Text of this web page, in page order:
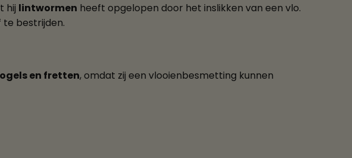
hij lintwormen heeft opgelopen door het inslikken van een vlo.
bestrijden.
en fretten, omdat zij een vlooienbesmetting kunnen